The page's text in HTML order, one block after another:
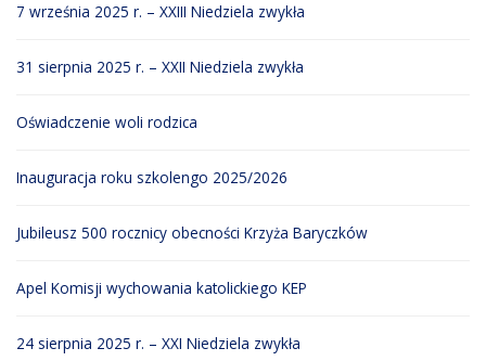
7 września 2025 r. – XXIII Niedziela zwykła
31 sierpnia 2025 r. – XXII Niedziela zwykła
Oświadczenie woli rodzica
Inauguracja roku szkolengo 2025/2026
Jubileusz 500 rocznicy obecności Krzyża Baryczków
Apel Komisji wychowania katolickiego KEP
24 sierpnia 2025 r. – XXI Niedziela zwykła